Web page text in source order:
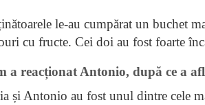
le-au cumpărat un buchet
cu fructe. Cei doi au fost foarte
a reacționat Antonio, după ce a
și Antonio au fost unul dintre cele